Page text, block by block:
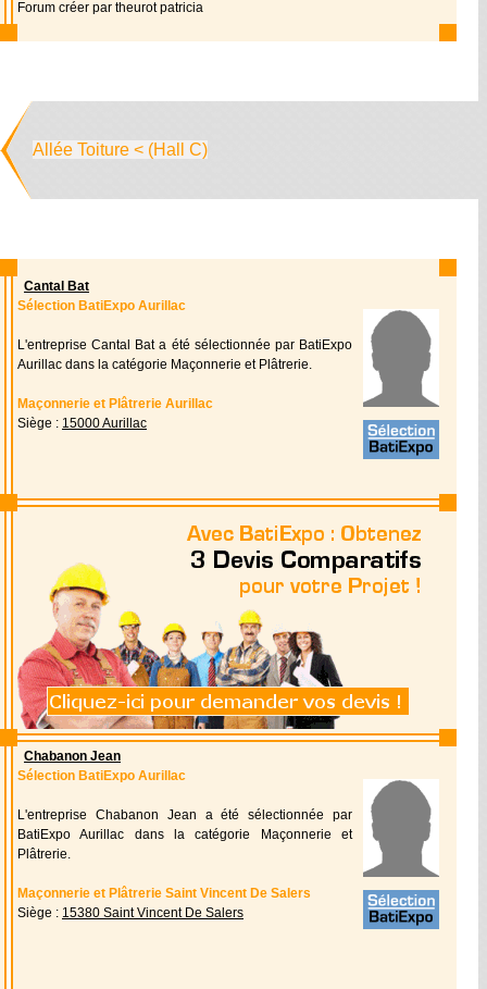
Forum créer par theurot patricia
Allée Toiture < (Hall C)
Cantal Bat
Sélection BatiExpo Aurillac
L'entreprise Cantal Bat a été sélectionnée par BatiExpo
Aurillac dans la catégorie Maçonnerie et Plâtrerie.
Maçonnerie et Plâtrerie Aurillac
Siège : 15000 Aurillac
Chabanon Jean
Sélection BatiExpo Aurillac
L'entreprise Chabanon Jean a été sélectionnée par
BatiExpo Aurillac dans la catégorie Maçonnerie et
Plâtrerie.
Maçonnerie et Plâtrerie Saint Vincent De Salers
Siège : 15380 Saint Vincent De Salers